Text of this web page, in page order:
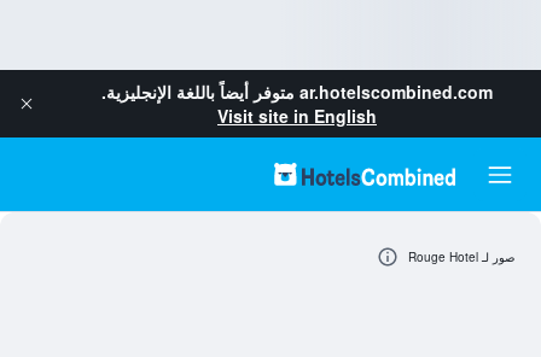
ar.hotelscombined.com متوفر أيضاً باللغة الإنجليزية.
Visit site in English
صور لـ Rouge Hotel